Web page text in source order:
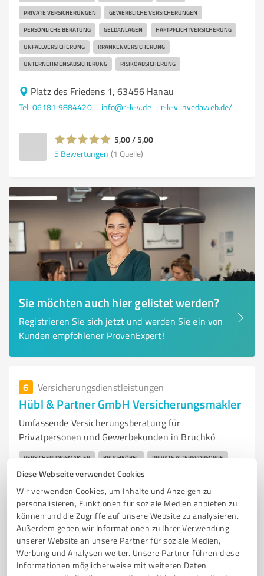
Diese Webseite verwendet Cookies
Wir verwenden Cookies, um Inhalte und Anzeigen zu
personalisieren, Funktionen für soziale Medien anbieten zu
können und die Zugriffe auf unsere Website zu analysieren.
Außerdem geben wir Informationen zu Ihrer Verwendung
unserer Website an unsere Partner für soziale Medien,
Werbung und Analysen weiter. Unsere Partner führen diese
Informationen möglicherweise mit weiteren Daten
PRIVATE VERSICHERUNGEN GEWERBLICHE VERSICHERUNGEN
PERSÖNLICHE BERATUNG GELDANLAGEN HAFTPFLICHTVERSICHERUNG
UNFALLVERSICHERUNG KRANKENVERSICHERUNG
UNTERNEHMENSABSICHERUNG RISIKOABSICHERUNG
Platz des Friedens 1, 63456 Hanau
Tel. 06181 9884420 info@r-k-v.de r-k-v.invedaweb.de/
5,00 / 5,00
5 Bewertungen (1 Quelle)
Sie möchten auch hier gelistet werden?
Registrieren Sie sich jetzt und werden Sie ein von
Kunden empfohlener ProvenExpert!
6 Versicherungsdienstleistungen
Hübl & Partner GmbH Versicherungsmakler
Umfassende Versicherungsberatung für
Privatpersonen und Gewerbekunden in Bruchkö
VERSICHERUNGSMAKLER BRUCHKÖBEL PRIVATE ALTERSVORSORGE
GEWERBEVERSICHERUNGEN HAFTPFLICHTVERSICHERUNG
UNFALLVERSICHERUNG KRANKENVERSICHERUNG CYBERVERSICHERUNG
INDIVIDUELLE BERATUNG VERSICHERUNGS-CHECK-UP
VERTRAUENSSCHUTZ RISIKOMANAGEMENT
Innerer Ring 20, 63486 Bruchköbel
info@dihk.de www.huebl-partner.de/